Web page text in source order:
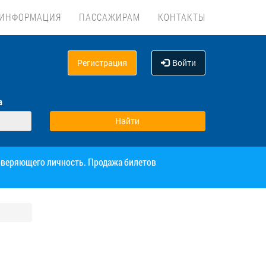
ИНФОРМАЦИЯ ПАССАЖИРАМ КОНТАКТЫ
Регистрация Войти
личность. Продажа билетов